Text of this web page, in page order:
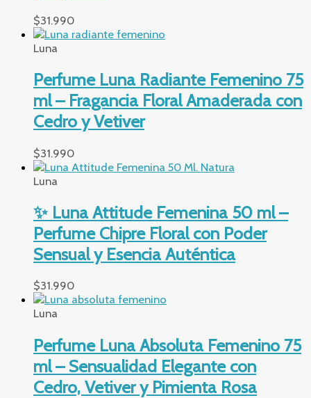
$31.990
Luna
Perfume Luna Radiante Femenino 75
ml – Fragancia Floral Amaderada con
Cedro y Vetiver
$31.990
Luna
✨ Luna Attitude Femenina 50 ml –
Perfume Chipre Floral con Poder
Sensual y Esencia Auténtica
$31.990
Luna
Perfume Luna Absoluta Femenino 75
ml – Sensualidad Elegante con
Cedro, Vetiver y Pimienta Rosa